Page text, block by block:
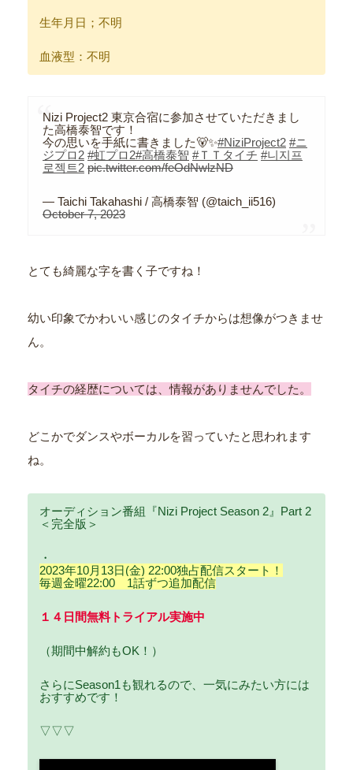
生年月日；不明
血液型：不明
Nizi Project2 東京合宿に参加させていただきまし
た高橋泰智です！
今の思いを手紙に書きました🐻✨️#NiziProject2 #ニ
ジプロ2 #虹プロ2#高橋泰智 #ＴＴタイチ #니지프
로젝트2 pic.twitter.com/feOdNwlzND
— Taichi Takahashi / 高橋泰智 (@taich_ii516)
October 7, 2023
とても綺麗な字を書く子ですね！
幼い印象でかわいい感じのタイチからは想像がつきませ
ん。
タイチの経歴については、情報がありませんでした。
どこかでダンスやボーカルを習っていたと思われます
ね。
オーディション番組『Nizi Project Season 2』Part 2
＜完全版＞
・
2023年10月13日(金) 22:00独占配信スタート！
毎週金曜22:00 1話ずつ追加配信
１４日間無料トライアル実施中
（期間中解約もOK！）
さらにSeason1も観れるので、一気にみたい方には
おすすめです！
▽▽▽